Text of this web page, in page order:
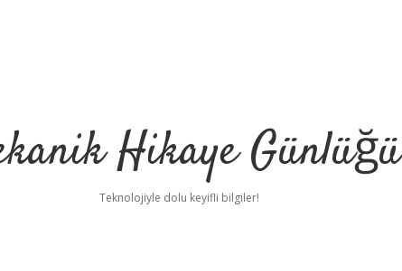
Hikaye Günlüğü
Teknolojiyle dolu keyifli bilgiler!